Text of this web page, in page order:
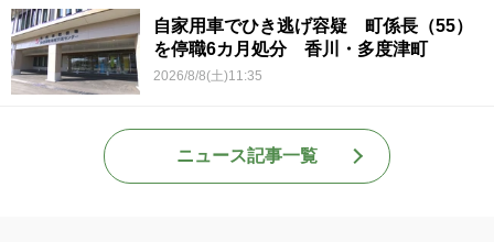
自家用車でひき逃げ容疑 町係長（55）
を停職6カ月処分 香川・多度津町
2026/8/8(土)11:35
ニュース記事一覧